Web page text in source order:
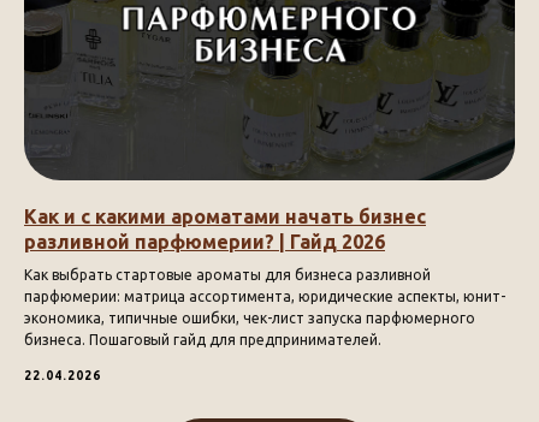
Как и с какими ароматами начать бизнес
разливной парфюмерии? | Гайд 2026
Как выбрать стартовые ароматы для бизнеса разливной
парфюмерии: матрица ассортимента, юридические аспекты, юнит-
экономика, типичные ошибки, чек-лист запуска парфюмерного
бизнеса. Пошаговый гайд для предпринимателей.
22.04.2026